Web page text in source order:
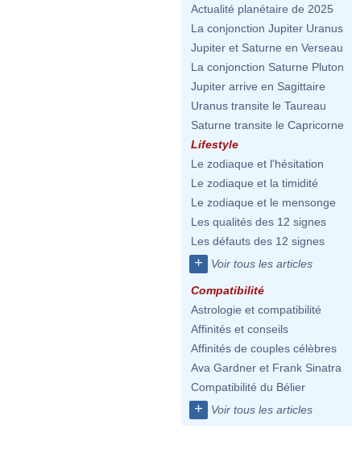
Actualité planétaire de 2025
La conjonction Jupiter Uranus
Jupiter et Saturne en Verseau
La conjonction Saturne Pluton
Jupiter arrive en Sagittaire
Uranus transite le Taureau
Saturne transite le Capricorne
Lifestyle
Le zodiaque et l'hésitation
Le zodiaque et la timidité
Le zodiaque et le mensonge
Les qualités des 12 signes
Les défauts des 12 signes
+ Voir tous les articles
Compatibilité
Astrologie et compatibilité
Affinités et conseils
Affinités de couples célèbres
Ava Gardner et Frank Sinatra
Compatibilité du Bélier
+ Voir tous les articles